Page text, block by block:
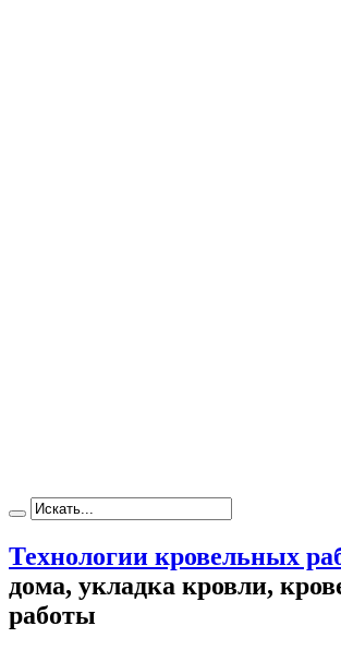
Технологии кровельных
дома, укладка кровли,
работы